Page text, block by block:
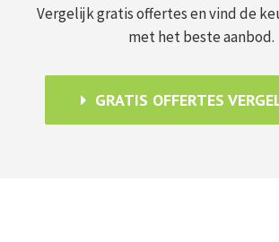
Vergelijk gratis offertes en vind de
met het beste aanbod.
GRATIS OFFERTES